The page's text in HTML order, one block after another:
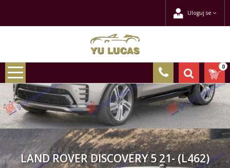
Uloguj se
0
LAND ROVER DISCOVERY 5 21- (L462)